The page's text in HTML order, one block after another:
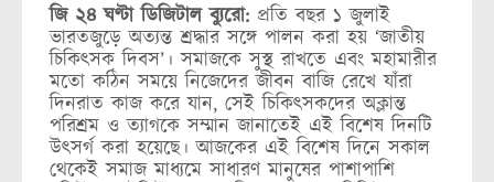
জি ২৪ ঘণ্টা ডিজিটাল ব্যুরো: প্রতি বছর ১ জুলাই
ভারতজুড়ে অত্যন্ত শ্রদ্ধার সঙ্গে পালন করা হয় ‘জাতীয়
চিকিৎসক দিবস’। সমাজকে সুস্থ রাখতে এবং মহামারীর
মতো কঠিন সময়ে নিজেদের জীবন বাজি রেখে যাঁরা
দিনরাত কাজ করে যান, সেই চিকিৎসকদের অক্লান্ত
পরিশ্রম ও ত্যাগকে সম্মান জানাতেই এই বিশেষ দিনটি
উৎসর্গ করা হয়েছে। আজকের এই বিশেষ দিনে সকাল
থেকেই সমাজ মাধ্যমে সাধারণ মানুষের পাশাপাশি